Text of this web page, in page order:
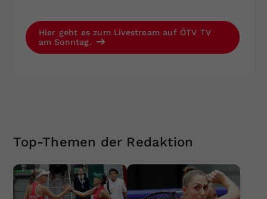
Hier geht es zum Livestream auf ÖTV TV
am Sonntag.
Top-Themen der Redaktion